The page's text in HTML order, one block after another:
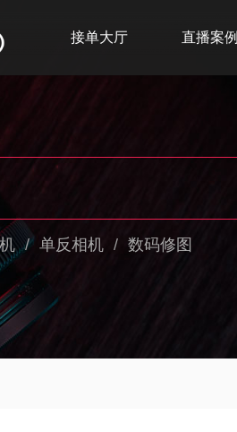
接单大厅 直播案例
/ 单反相机 / 数码修图